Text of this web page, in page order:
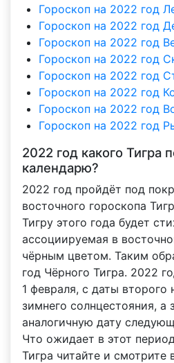
Гороскоп на 2022 год
Гороскоп на 2022 год
Гороскоп на 2022 год
Гороскоп на 2022 год
Гороскоп на 2022 год
Гороскоп на 2022 год
Гороскоп на 2022 год
Гороскоп на 2022 год
2022 год какого Тигра
календарю?
2022 год пройдёт под
восточного гороскопа
Тигру этого года будет
ассоциируемая в
чёрным цветом. Таким
год Чёрного Тигра. 2022
1 февраля, с даты второго
зимнего солнцестояния, а
аналогичную дату
Что ожидает в этот
Тигра читайте и смотрите